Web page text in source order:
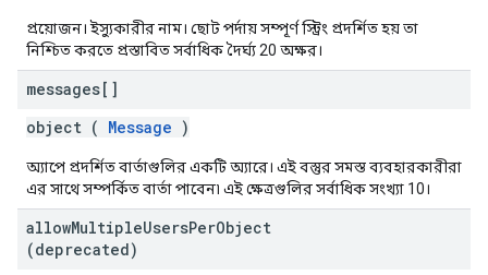
প্রয়োজন। ইস্যুকারীর নাম। ছোট পর্দায় সম্পূর্ণ স্ট্রিং প্রদর্শিত হয় তা
নিশ্চিত করতে প্রস্তাবিত সর্বাধিক দৈর্ঘ্য 20 অক্ষর।
messages[]
object ( Message )
অ্যাপে প্রদর্শিত বার্তাগুলির একটি অ্যারে। এই বস্তুর সমস্ত ব্যবহারকারীরা
এর সাথে সম্পর্কিত বার্তা পাবেন৷ এই ক্ষেত্রগুলির সর্বাধিক সংখ্যা 10।
allowMultipleUsersPerObject
(deprecated)